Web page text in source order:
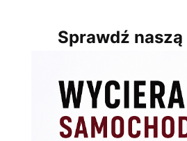
Sprawdź